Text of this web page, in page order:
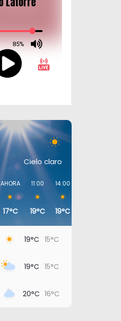
Cielo claro
AHORA
17°C
11:00
19°C
14:00
19°C
19°C 15°C
19°C 15°C
20°C 16°C